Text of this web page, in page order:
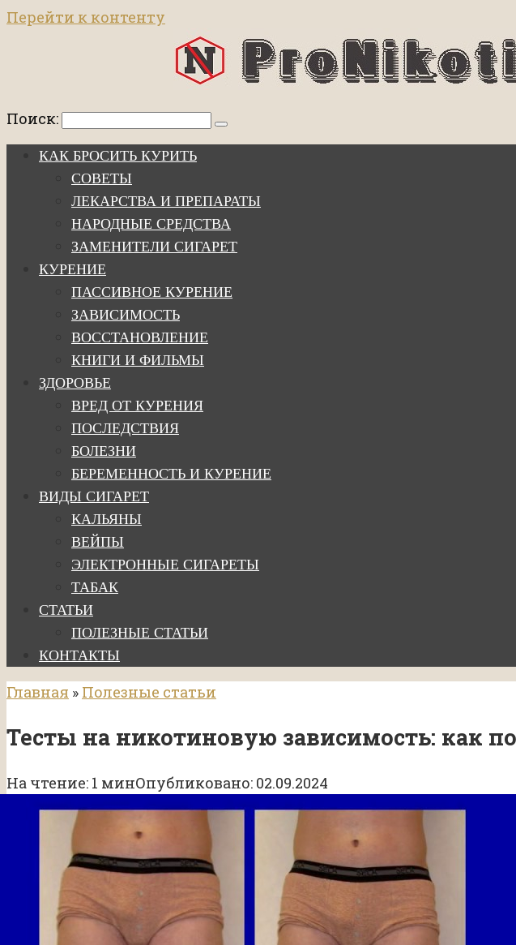
Перейти к контенту
Поиск:
КАК БРОСИТЬ КУРИТЬ
СОВЕТЫ
ЛЕКАРСТВА И ПРЕПАРАТЫ
НАРОДНЫЕ СРЕДСТВА
ЗАМЕНИТЕЛИ СИГАРЕТ
КУРЕНИЕ
ПАССИВНОЕ КУРЕНИЕ
ЗАВИСИМОСТЬ
ВОССТАНОВЛЕНИЕ
КНИГИ И ФИЛЬМЫ
ЗДОРОВЬЕ
ВРЕД ОТ КУРЕНИЯ
ПОСЛЕДСТВИЯ
БОЛЕЗНИ
БЕРЕМЕННОСТЬ И КУРЕНИЕ
ВИДЫ СИГАРЕТ
КАЛЬЯНЫ
ВЕЙПЫ
ЭЛЕКТРОННЫЕ СИГАРЕТЫ
ТАБАК
СТАТЬИ
ПОЛЕЗНЫЕ СТАТЬИ
КОНТАКТЫ
Главная » Полезные статьи
Тесты на никотиновую зависимость: как
На чтение: 1 минОпубликовано: 02.09.2024